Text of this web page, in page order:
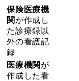
保険医療機
関 が作成し
た診療録以
外の看護記
録
医療機関 が
作成した看